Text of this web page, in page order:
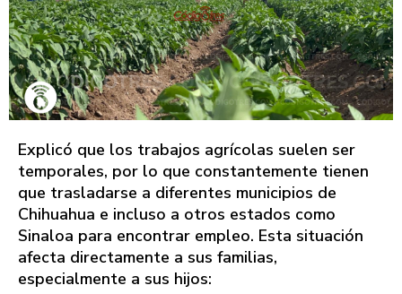
Explicó que los trabajos agrícolas suelen ser
temporales, por lo que constantemente tienen
que trasladarse a diferentes municipios de
Chihuahua e incluso a otros estados como
Sinaloa para encontrar empleo. Esta situación
afecta directamente a sus familias,
especialmente a sus hijos: